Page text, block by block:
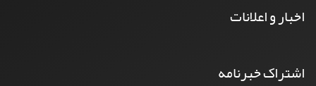
اخبار و اعلانات
اشتراک خبرنامه